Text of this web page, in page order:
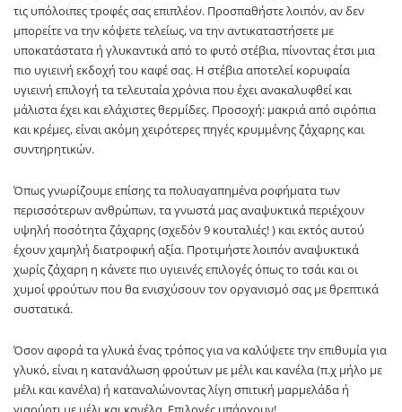
τις υπόλοιπες τροφές σας επιπλέον. Προσπαθήστε λοιπόν, αν δεν
μπορείτε να την κόψετε τελείως, να την αντικαταστήσετε με
υποκατάστατα ή γλυκαντικά από το φυτό στέβια, πίνοντας έτσι μια
πιο υγιεινή εκδοχή του καφέ σας. Η στέβια αποτελεί κορυφαία
υγιεινή επιλογή τα τελευταία χρόνια που έχει ανακαλυφθεί και
μάλιστα έχει και ελάχιστες θερμίδες. Προσοχή: μακριά από σιρόπια
και κρέμες, είναι ακόμη χειρότερες πηγές κρυμμένης ζάχαρης και
συντηρητικών.
Όπως γνωρίζουμε επίσης τα πολυαγαπημένα ροφήματα των
περισσότερων ανθρώπων, τα γνωστά μας αναψυκτικά περιέχουν
υψηλή ποσότητα ζάχαρης (σχεδόν 9 κουταλιές! ) και εκτός αυτού
έχουν χαμηλή διατροφική αξία. Προτιμήστε λοιπόν αναψυκτικά
χωρίς ζάχαρη η κάνετε πιο υγιεινές επιλογές όπως το τσάι και οι
χυμοί φρούτων που θα ενισχύσουν τον οργανισμό σας με θρεπτικά
συστατικά.
Όσον αφορά τα γλυκά ένας τρόπος για να καλύψετε την επιθυμία για
γλυκό, είναι η κατανάλωση φρούτων με μέλι και κανέλα (π.χ μήλο με
μέλι και κανέλα) ή καταναλώνοντας λίγη σπιτική μαρμελάδα ή